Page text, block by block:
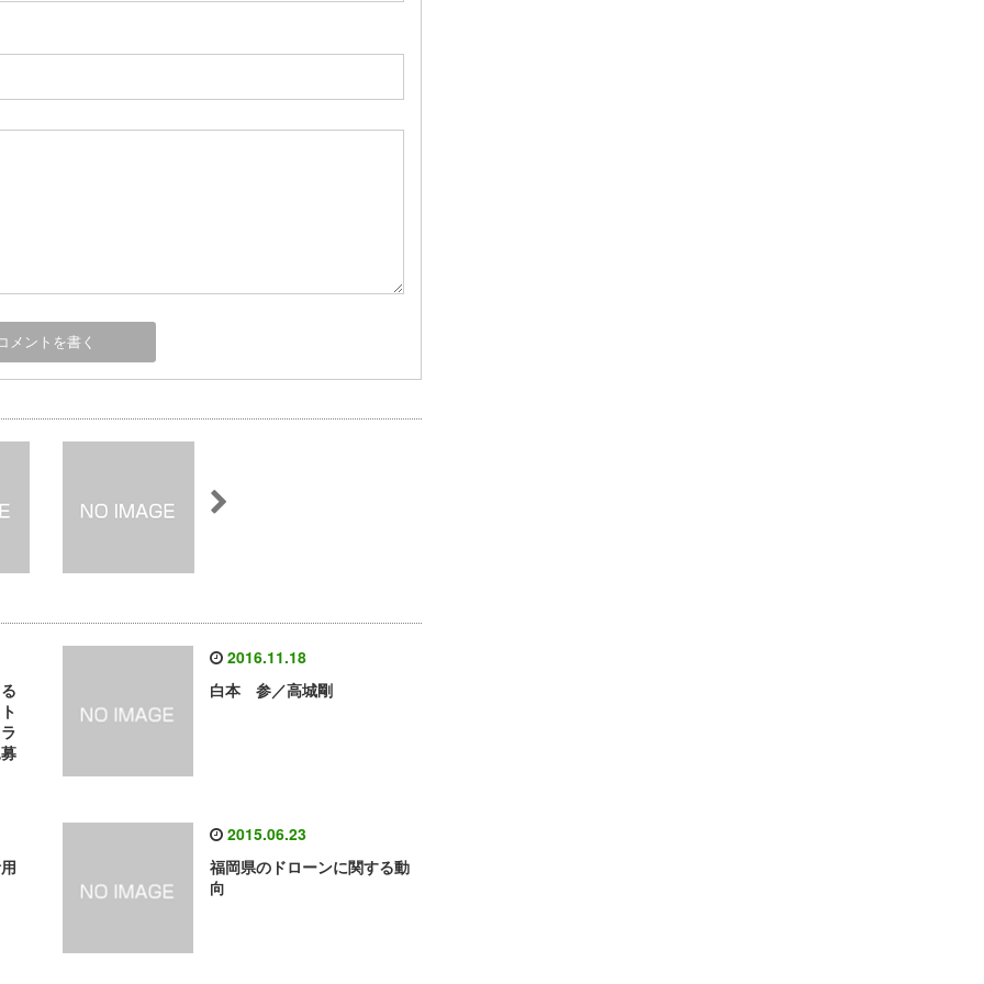
2016.11.18
白本 参／高城剛
2015.06.23
福岡県のドローンに関する動
向